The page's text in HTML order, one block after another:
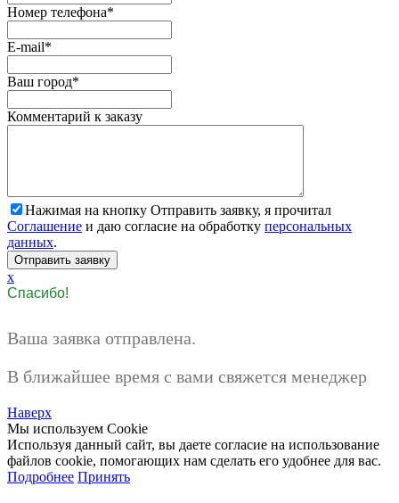
Номер телефона*
E-mail*
Ваш город*
Комментарий к заказу
Нажимая на кнопку Отправить заявку, я прочитал
Соглашение и даю согласие на обработку персональных
данных.
x
Спасибо!
Ваша заявка отправлена.
В ближайшее время с вами свяжется менеджер
Наверх
Мы используем Cookie
Используя данный сайт, вы даете согласие на использование
файлов cookie, помогающих нам сделать его удобнее для вас.
Подробнее Принять